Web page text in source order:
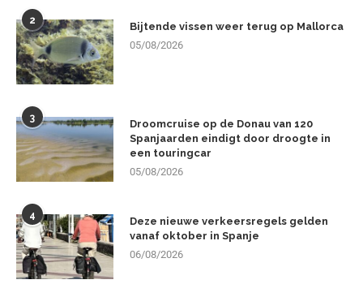
2
Bijtende vissen weer terug op Mallorca
05/08/2026
3
Droomcruise op de Donau van 120
Spanjaarden eindigt door droogte in
een touringcar
05/08/2026
4
Deze nieuwe verkeersregels gelden
vanaf oktober in Spanje
06/08/2026